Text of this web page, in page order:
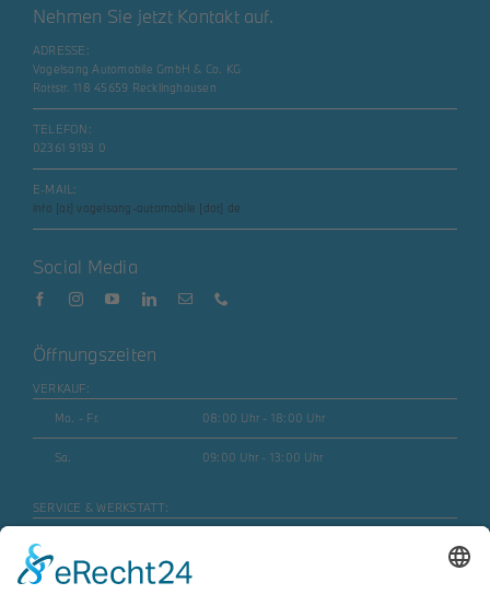
Nehmen Sie jetzt Kontakt auf.
ADRESSE:
Vogelsang Automobile GmbH & Co. KG
Rottstr. 118 45659 Recklinghausen
TELEFON:
02361 9193 0
E-MAIL:
info [at] vogelsang-automobile [dot] de
Social Media
Öffnungszeiten
VERKAUF:
Mo. - Fr.
08:00 Uhr - 18:00 Uhr
Sa. 09:00 Uhr - 13:00 Uhr
SERVICE & WERKSTATT:
Mo. - Fr. (Motorrad)